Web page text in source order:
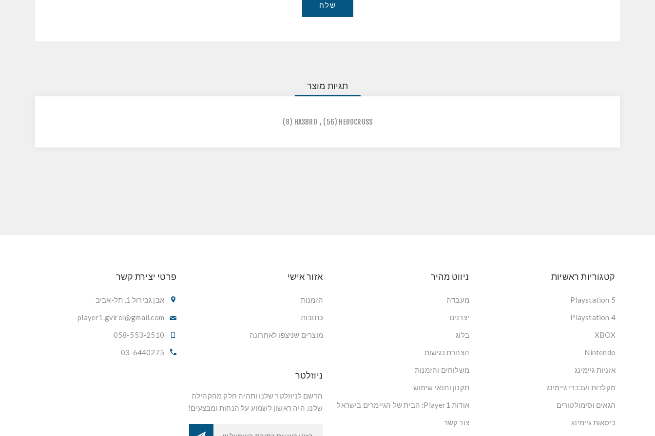
שלח
תגיות מוצר
HEROCROSS
(56)
,
HASBRO
(8)
קטגוריות ראשיות
Playstation 5
Playstation 4
XBOX
Nintendo
אזניות גיימינג
מקלדות ועכברי גיימינג
הגאים וסימולטורים
כיסאות גיימינג
ניווט מהיר
מעבדה
יצרנים
בלוג
הצהרת נגישות
משלוחים והזמנות
תקנון ותנאי שימוש
אודות Player1: הבית של הגיימרים בישראל
צור קשר
אזור אישי
הזמנות
כתובות
מוצרים שניצפו לאחרונה
פרטי יצירת קשר
אבן גבירול 1, תל-אביב
player1.gvirol@gmail.com
058-553-2510
03-6440275
ניוזלטר
הרשם לניוזלטר שלנו ותהיה חלק מהקהילה
שלנו. היה ראשון לשמוע על הנחות ומבצעים!